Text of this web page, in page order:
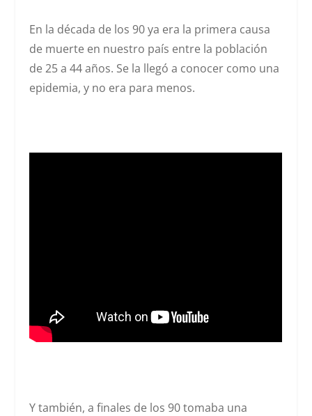
En la década de los 90 ya era la primera causa
de muerte en nuestro país entre la población
de 25 a 44 años. Se la llegó a conocer como una
epidemia, y no era para menos.
Y también, a finales de los 90 tomaba una